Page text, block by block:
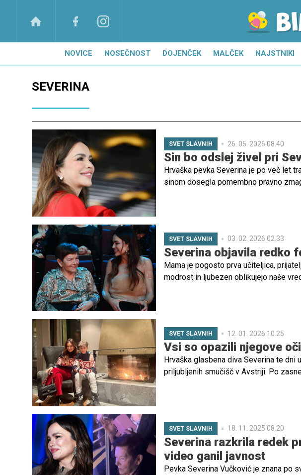
NOVICE NOSEČNOST DOJENČEK MALČEK NAJSTNIKI
SEVERINA
SVET SLAVNIH 26. 05. 2026 08.40
Sin bo odslej živel pri
Hrvaška pevka Severina je po več let
sinom dosegla pomembno pravno
SVET SLAVNIH 03. 02. 2026 02.33
Severina objavila redko
Mama je pogosto prva učiteljica,
modrost in ljubezen oblikujejo naše
SVET SLAVNIH 12. 01. 2026 10.25
Vsi so opazili njegove
Hrvaška glasbena diva Severina te dni
priljubljenih smučišč v Avstriji. Po
SVET SLAVNIH 18. 11. 2025 08.20
Severina razkrila redek
video ganil javnost
Pevka Severina Vučković je znana po